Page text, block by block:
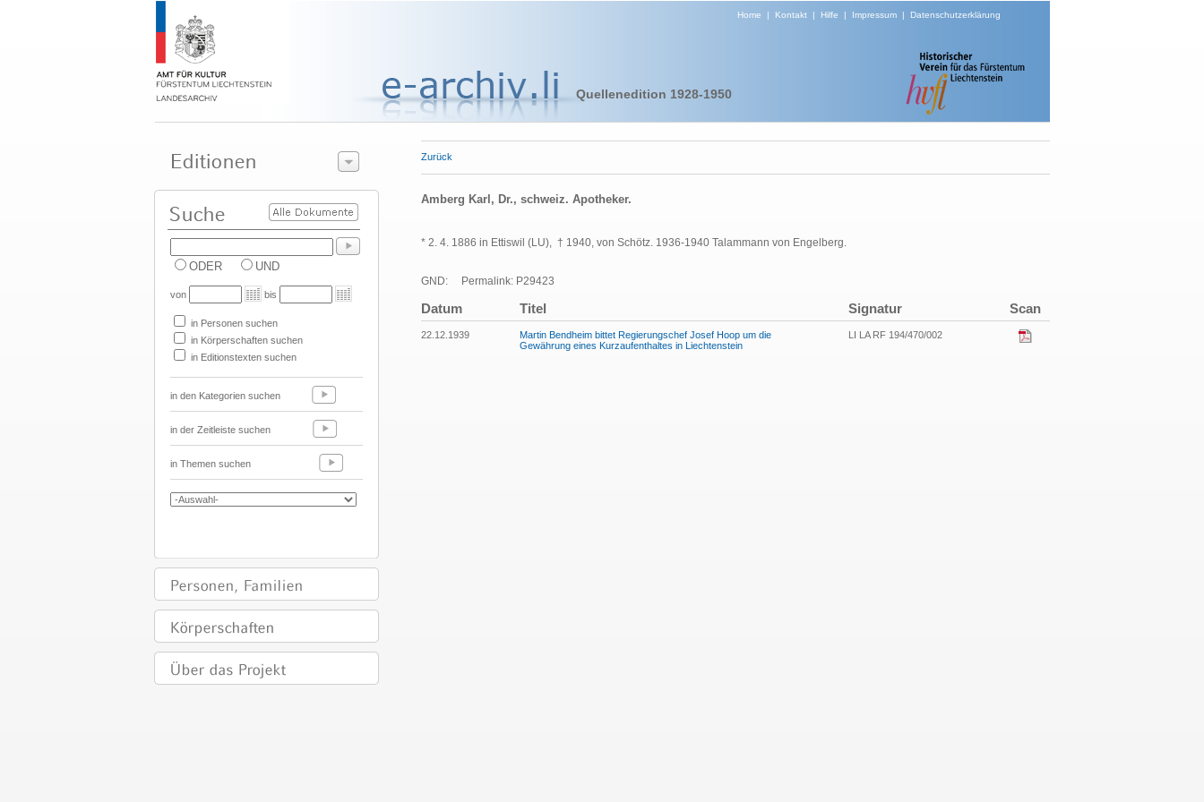
Home | Kontakt| Hilfe | Impressum| Datenschutzerklärung
Quellenedition 1928-1950
ODER UND
von bis
in Personen suchen
in Körperschaften suchen
in Editionstexten suchen
in den Kategorien suchen
in der Zeitleiste suchen
in Themen suchen
Zurück
Amberg Karl, Dr., schweiz. Apotheker.
* 2. 4. 1886 in Ettiswil (LU), † 1940, von Schötz. 1936-1940 Talammann von Engelberg.
GND: Permalink: P29423
Datum Titel Signatur Scan
22.12.1939
Martin Bendheim bittet Regierungschef Josef Hoop um die
Gewährung eines Kurzaufenthaltes in Liechtenstein
LI LA RF 194/470/002